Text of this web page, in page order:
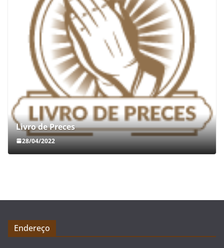
Livro de Preces
28/04/2022
Endereço